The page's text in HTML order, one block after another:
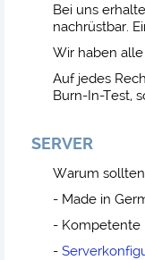
Bei uns
nachrüstbar.
Wir haben
Auf jedes
Burn-In-Test,
SERVER
Warum
- Made in
- Kompetente
-